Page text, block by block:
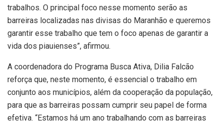
trabalhos. O principal foco nesse momento serão as
barreiras localizadas nas divisas do Maranhão e queremos
garantir esse trabalho que tem o foco apenas de garantir a
vida dos piauienses”, afirmou.
A coordenadora do Programa Busca Ativa, Dilia Falcão
reforça que, neste momento, é essencial o trabalho em
conjunto aos municípios, além da cooperação da população,
para que as barreiras possam cumprir seu papel de forma
efetiva. “Estamos há um ano trabalhando com as barreiras